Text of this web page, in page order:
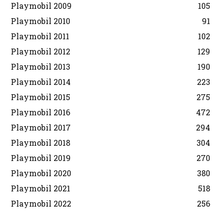
Playmobil 2009
105
Playmobil 2010
91
Playmobil 2011
102
Playmobil 2012
129
Playmobil 2013
190
Playmobil 2014
223
Playmobil 2015
275
Playmobil 2016
472
Playmobil 2017
294
Playmobil 2018
304
Playmobil 2019
270
Playmobil 2020
380
Playmobil 2021
518
Playmobil 2022
256